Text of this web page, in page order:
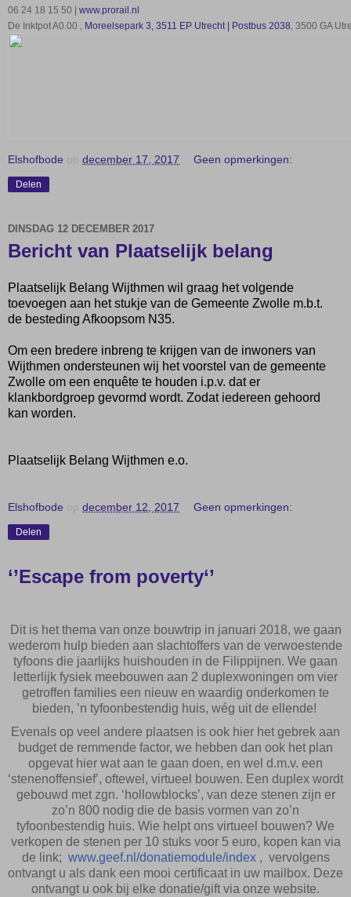
06 24 18 15 50 | www.prorail.nl
De Inktpot A0.00 , Moreelsepark 3, 3511 EP Utrecht | Postbus 2038 , 3500 GA
Elshofbode op december 17, 2017 Geen opmerkingen:
Delen
DINSDAG 12 DECEMBER 2017
Bericht van Plaatselijk belang
Plaatselijk Belang Wijthmen wil graag het volgende
toevoegen aan het stukje van de Gemeente Zwolle m.b.t.
de besteding Afkoopsom N35.
Om een bredere inbreng te krijgen van de inwoners van
Wijthmen ondersteunen wij het voorstel van de gemeente
Zwolle om een enquête te houden i.p.v. dat er
klankbordgroep gevormd wordt. Zodat iedereen gehoord
kan worden.
Plaatselijk Belang Wijthmen e.o.
Elshofbode op december 12, 2017 Geen opmerkingen:
Delen
‘’Escape from poverty‘’
Dit is het thema van onze bouwtrip in januari 2018, we gaan
wederom hulp bieden aan slachtoffers van de verwoestende
tyfoons die jaarlijks huishouden in de Filippijnen. We gaan
letterlijk fysiek meebouwen aan 2 duplexwoningen om vier
getroffen families een nieuw en waardig onderkomen te
bieden, ’n tyfoonbestendig huis, wég uit de ellende!
Evenals op veel andere plaatsen is ook hier het gebrek aan
budget de remmende factor, we hebben dan ook het plan
opgevat hier wat aan te gaan doen, en wel d.m.v. een
‘stenenoffensief’, oftewel, virtueel bouwen. Een duplex wordt
gebouwd met zgn. ‘hollowblocks’, van deze stenen zijn er
zo’n 800 nodig die de basis vormen van zo’n
tyfoonbestendig huis. Wie helpt ons virtueel bouwen? We
verkopen de stenen per 10 stuks voor 5 euro, kopen kan via
de link; www.geef.nl/donatiemodule/index, vervolgens
ontvangt u als dank een mooi certificaat in uw mailbox. Deze
ontvangt u ook bij elke donatie/gift via onze website.